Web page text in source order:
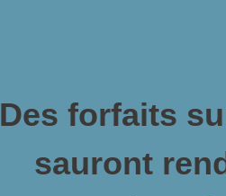
Des forfaits
sauront